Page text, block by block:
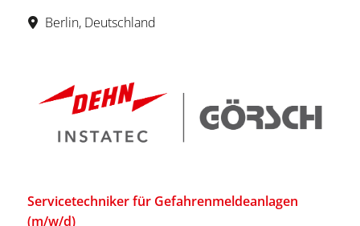
Berlin, Deutschland
Servicetechniker für Gefahrenmeldeanlagen
(m/w/d)